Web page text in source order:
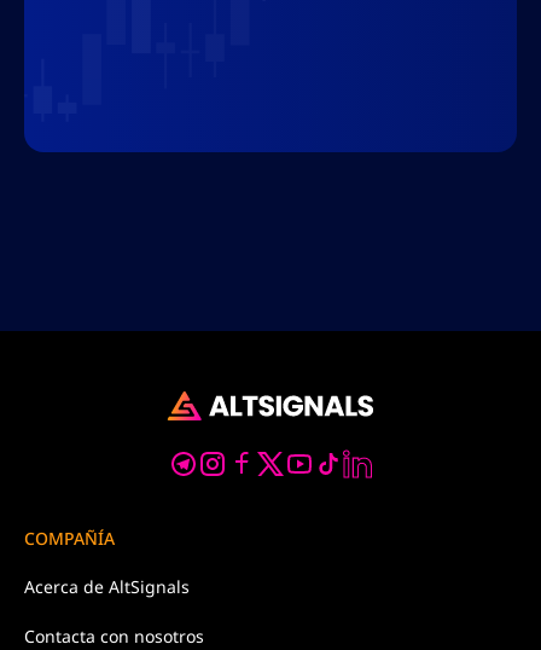
COMPAÑÍA
Acerca de AltSignals
Contacta con nosotros